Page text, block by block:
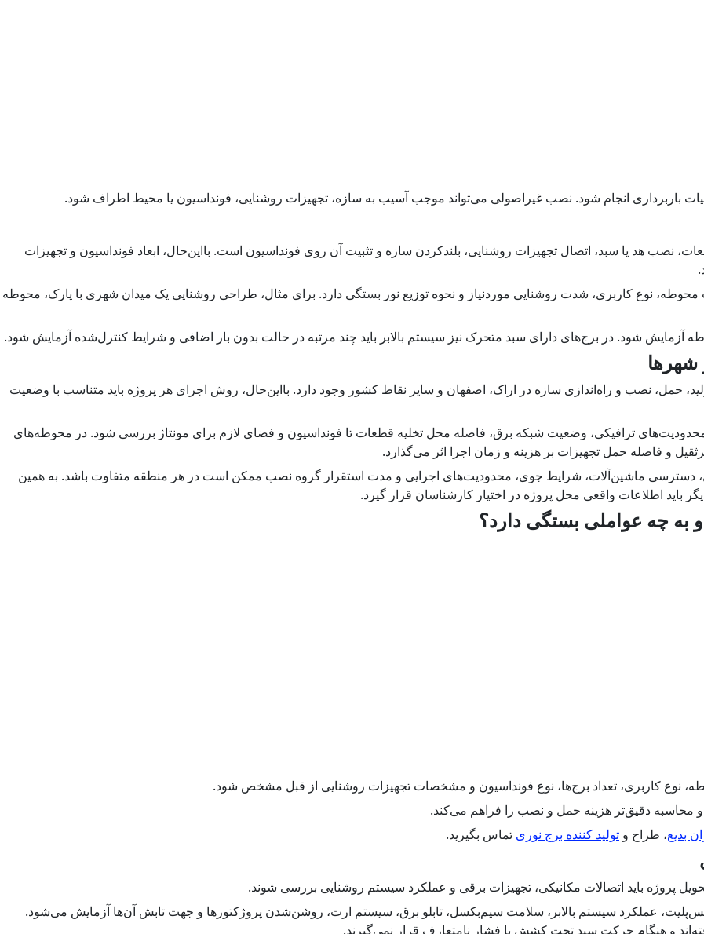
باربرداری انجام شود. نصب غیراصولی می‌تواند موجب آسیب به سازه، تجهیزات روشنایی، فونداسیون یا محیط اطراف شود.
قطعات، نصب هد یا سبد، اتصال تجهیزات روشنایی، بلندکردن سازه و تثبیت آن روی فونداسیون است. بااین‌حال، ابعاد فونداسیون و تجهیزات
ثابتی ندارد و به مساحت محوطه، نوع کاربری، شدت روشنایی موردنیاز و نحوه توزیع نور بستگی دارد. برای مثال، طراحی روشنایی یک میدان شهری با پارک، محوطه
آزمایش شود. در برج‌های دارای سبد متحرک نیز سیستم بالابر باید چند مرتبه در حالت بدون بار اضافی و شرایط کنترل‌شده آزمایش شود.
شهرها
حمل، نصب و راه‌اندازی سازه در اراک، اصفهان و سایر نقاط کشور وجود دارد. بااین‌حال، روش اجرای هر پروژه باید متناسب با وضعیت
ترافیکی، وضعیت شبکه برق، فاصله محل تخلیه قطعات تا فونداسیون و فضای لازم برای مونتاژ بررسی شود. در محوطه‌های
و فاصله حمل تجهیزات بر هزینه و زمان اجرا اثر می‌گذارد.
دسترسی ماشین‌آلات، شرایط جوی، محدودیت‌های اجرایی و مدت استقرار گروه نصب ممکن است در هر منطقه متفاوت باشد. به همین
باید اطلاعات واقعی محل پروژه در اختیار کارشناسان قرار گیرد.
چه عواملی بستگی دارد؟
نوع کاربری، تعداد برج‌ها، نوع فونداسیون و مشخصات تجهیزات روشنایی از قبل مشخص شود.
محاسبه دقیق‌تر هزینه حمل و نصب را فراهم می‌کند.
بدیع، طراح و تولید کننده برج نوری تماس بگیرید.
پروژه باید اتصالات مکانیکی، تجهیزات برقی و عملکرد سیستم روشنایی بررسی شوند.
عملکرد سیستم بالابر، سلامت سیم‌بکسل، تابلو برق، سیستم ارت، روشن‌شدن پروژکتورها و جهت تابش آن‌ها آزمایش می‌شود.
و هنگام حرکت سبد تحت کشش یا فشار نامتعارف قرار نمی‌گیرند.